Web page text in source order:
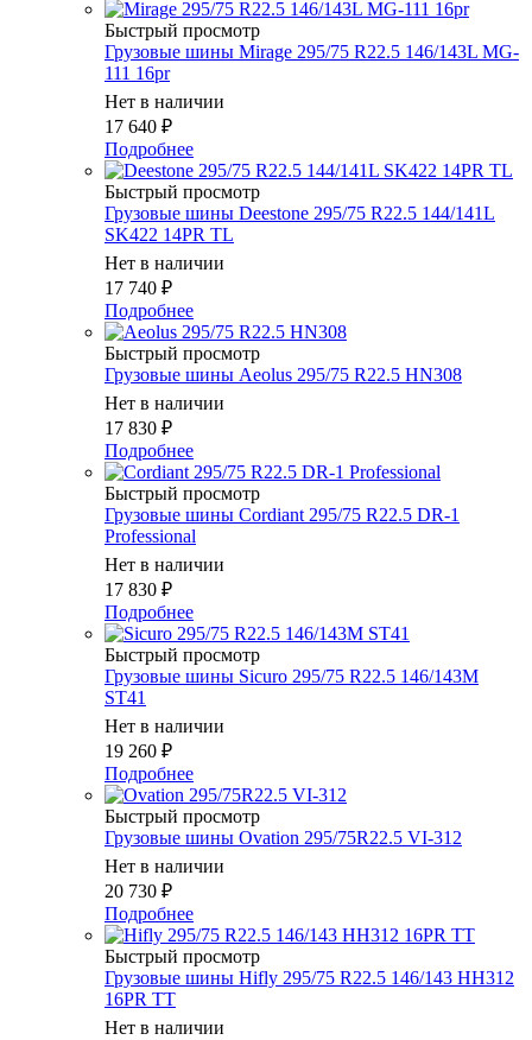
Быстрый просмотр
Грузовые шины Mirage 295/75 R22.5 146/143L MG-
111 16pr
Нет в наличии
17 640 ₽
Подробнее
Быстрый просмотр
Грузовые шины Deestone 295/75 R22.5 144/141L
SK422 14PR TL
Нет в наличии
17 740 ₽
Подробнее
Быстрый просмотр
Грузовые шины Aeolus 295/75 R22.5 HN308
Нет в наличии
17 830 ₽
Подробнее
Быстрый просмотр
Грузовые шины Cordiant 295/75 R22.5 DR-1
Professional
Нет в наличии
17 830 ₽
Подробнее
Быстрый просмотр
Грузовые шины Sicuro 295/75 R22.5 146/143M
ST41
Нет в наличии
19 260 ₽
Подробнее
Быстрый просмотр
Грузовые шины Ovation 295/75R22.5 VI-312
Нет в наличии
20 730 ₽
Подробнее
Быстрый просмотр
Грузовые шины Hifly 295/75 R22.5 146/143 HH312
16PR TT
Нет в наличии